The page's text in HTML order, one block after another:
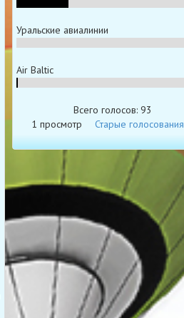
Уральские авиалинии
Air Baltic
Всего голосов: 93
1 просмотр
Старые голосования